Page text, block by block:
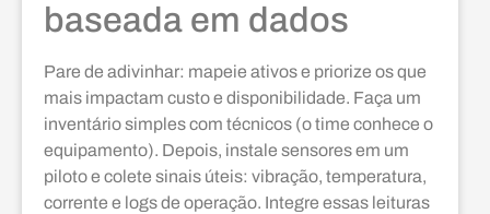
baseada em dados
Pare de adivinhar: mapeie ativos e priorize os que
mais impactam custo e disponibilidade. Faça um
inventário simples com técnicos (o time conhece o
equipamento). Depois, instale sensores em um
piloto e colete sinais úteis: vibração, temperatura,
corrente e logs de operação. Integre essas leituras